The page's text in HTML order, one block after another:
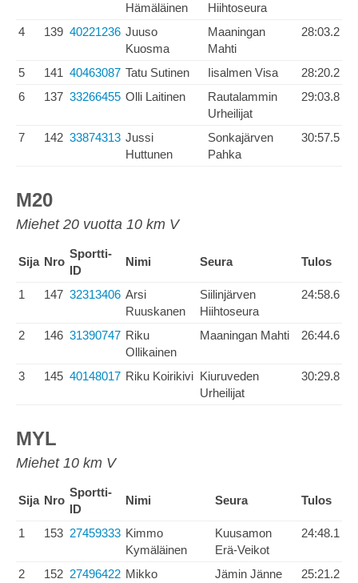
Hämäläinen
Hiihtoseura
4 139 40221236 Juuso
Kuosma
Maaningan
Mahti
28:03.2
5 141 40463087 Tatu Sutinen Iisalmen Visa
28:20.2
6
137 33266455 Olli Laitinen
Rautalammin
Urheilijat
29:03.8
7 142 33874313 Jussi
Huttunen
Sonkajärven
Pahka
30:57.5
M20
Miehet 20 vuotta 10 km V
Sija Nro
Sportti-
ID
Nimi Seura Tulos
1 147 32313406 Arsi
Ruuskanen
Siilinjärven
Hiihtoseura
24:58.6
2 146 31390747 Riku
Ollikainen
Maaningan Mahti 26:44.6
3 145 40148017 Riku Koirikivi Kiuruveden
Urheilijat
30:29.8
MYL
Miehet 10 km V
Sija Nro
Sportti-
ID
Nimi Seura Tulos
1 153 27459333 Kimmo
Kymäläinen
Kuusamon
Erä-Veikot
24:48.1
2 152 27496422 Mikko
Jämin Jänne 25:21.2